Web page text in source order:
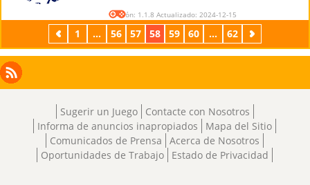
Versión: 1.1.8 Actualizado: 2024-12-15
Previos
1 ... 56 57 58 59 60 ... 62 Próximos
Facebook
Instagram
X
LinkedIn
RSS
Sugerir un Juego
Contacte con Nosotros
Informa de anuncios inapropiados
Mapa del Sitio
Comunicados de Prensa
Acerca de Nosotros
Oportunidades de Trabajo
Estado de Privacidad